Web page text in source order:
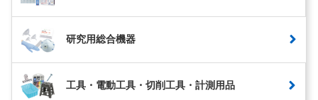
研究用総合機器
工具・電動工具・切削工具・計測用品